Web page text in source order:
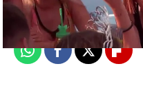
Publicado: 01 de junio
WhatsappFacebook
X